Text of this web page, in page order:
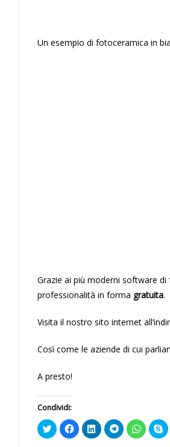
Un esempio di fotoceramica in
Grazie ai più moderni software
professionalità in forma gratuita.
Visita il nostro sito internet
Così come le aziende di cui
A presto!
Condividi:
F
a
F
a
F
a
F
a
F
a
C
l